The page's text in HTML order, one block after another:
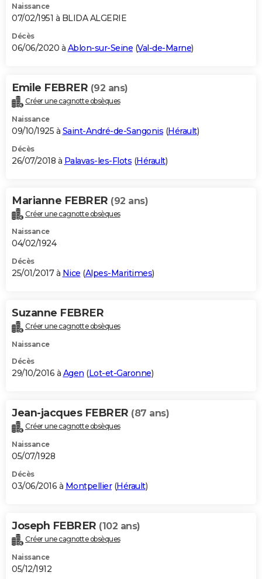
Naissance
07/02/1951 à BLIDA ALGERIE
Décès
06/06/2020 à Ablon-sur-Seine (Val-de-Marne)
Emile FEBRER (92 ans)
Créer une cagnotte obsèques
Naissance
09/10/1925 à Saint-André-de-Sangonis (Hérault)
Décès
26/07/2018 à Palavas-les-Flots (Hérault)
Marianne FEBRER (92 ans)
Créer une cagnotte obsèques
Naissance
04/02/1924
Décès
25/01/2017 à Nice (Alpes-Maritimes)
Suzanne FEBRER
Créer une cagnotte obsèques
Naissance
Décès
29/10/2016 à Agen (Lot-et-Garonne)
Jean-jacques FEBRER (87 ans)
Créer une cagnotte obsèques
Naissance
05/07/1928
Décès
03/06/2016 à Montpellier(Hérault)
Joseph FEBRER (102 ans)
Créer une cagnotte obsèques
Naissance
05/12/1912